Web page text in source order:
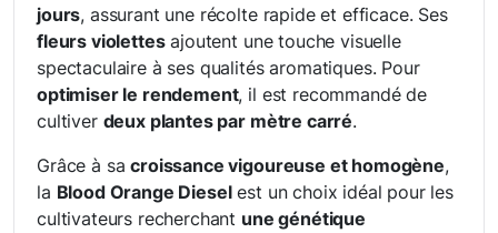
jours, assurant une récolte rapide et efficace. Ses
fleurs violettesajoutent une touche visuelle
spectaculaire à ses qualités aromatiques. Pour
optimiser le rendement, il est recommandé de
cultiver deux plantes par mètre carré.
Grâce à sacroissance vigoureuse et homogène,
la Blood Orange Dieselest un choix idéal pour les
cultivateurs recherchant une génétique